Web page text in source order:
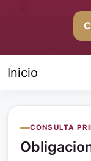
Inicio
CONSULTA